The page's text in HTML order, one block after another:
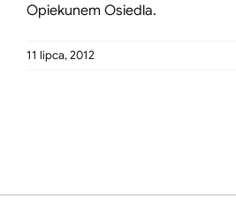
Opiekunem Osiedla.
11 lipca, 2012